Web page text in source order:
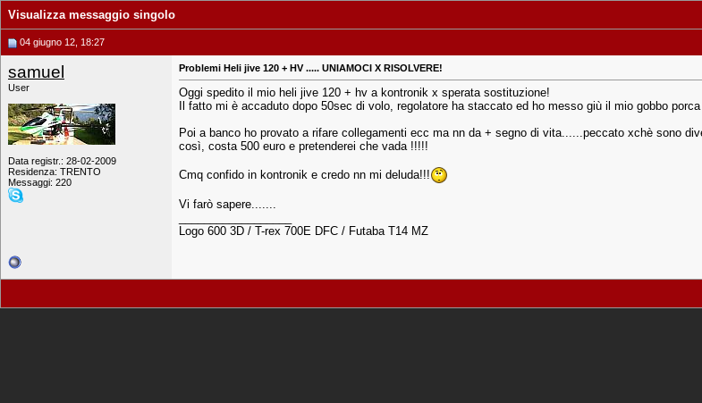
Visualizza messaggio singolo
04 giugno 12, 18:27
samuel
User
Data registr.: 28-02-2009
Residenza: TRENTO
Messaggi: 220
Problemi Heli jive 120 + HV ..... UNIAMOCI X RISOLVERE!
Oggi spedito il mio heli jive 120 + hv a kontronik x sperata sostituzione!
Il fatto mi è accaduto dopo 50sec di volo, regolatore ha staccato ed ho messo giù il mio gobbo
Poi a banco ho provato a rifare collegamenti ecc ma nn da + segno di vita......peccato xchè sono
così, costa 500 euro e pretenderei che vada !!!!!
Cmq confido in kontronik e credo nn mi deluda!!!
Vi farò sapere.......
Logo 600 3D / T-rex 700E DFC / Futaba T14 MZ